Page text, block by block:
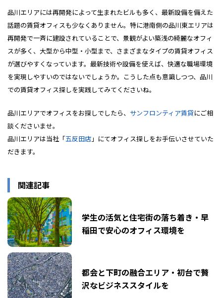
品川エリアには再開発によって生まれたビルも多く、最新設備を備えた
話題の賃貸オフィスも少なくありません。特に港南側の品川東エリアは
再開発で一斉に建設されていることで、景観がよい築浅の綺麗なオフィ
スが多く、大型から中型・小型まで、さまざまなタイプの賃貸オフィス
が選びやすくなっています。最新技術や設備を使えば、快適な職場環境
を実現しやすいのではないでしょうか。こうした点も意識しつつ、品川
での賃貸オフィス探しを実践してみてくださいね。
品川エリアでオフィスをお探しでしたら、 サンフロンティア賃貸にご相
談くださいませ。
品川エリアは当社「五反田店 」にてオフィス探しをお手伝いさせていた
だきます。
関連記事
学生の活気と住宅街の落ち着き・早
稲田で安心のオフィス環境を
都会と下町の融合エリア・初台で贅
沢なビジネススタイルを